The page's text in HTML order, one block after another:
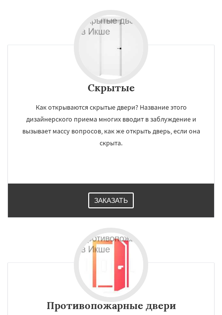
Скрытые
Как открываются скрытые двери? Название этого
дизайнерского приема многих вводит в заблуждение и
вызывает массу вопросов, как же открыть дверь, если она
скрыта.
ЗАКАЗАТЬ
Противопожарные двери